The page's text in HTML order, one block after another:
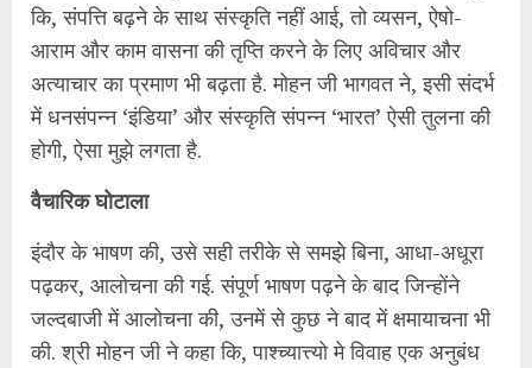
कि, संपत्ति बढ़ने के साथ संस्कृति नहीं आई, तो व्यसन, ऐषो-
आराम और काम वासना की तृप्ति करने के लिए अविचार और
अत्याचार का प्रमाण भी बढ़ता है. मोहन जी भागवत ने, इसी संदर्भ
में धनसंपन्न ‘इंडिया’ और संस्कृति संपन्न ‘भारत’ ऐसी तुलना की
होगी, ऐसा मुझे लगता है.
वैचारिक घोटाला
इंदौर के भाषण की, उसे सही तरीके से समझे बिना, आधा-अधूरा
पढ़कर, आलोचना की गई. संपूर्ण भाषण पढ़ने के बाद जिन्होंने
जल्दबाजी में आलोचना की, उनमें से कुछ ने बाद में क्षमायाचना भी
की. श्री मोहन जी ने कहा कि, पाश्च्यात्त्यो मे विवाह एक अनुबंध